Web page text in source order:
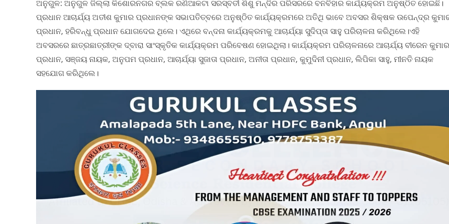
ଅନୁଗୁଳ: ଅନୁଗୁଳ ଜିଲ୍ଲା କିଶୋରନଗର ବ୍ଲକ ରଣିଆକଟା ସରସ୍ବତୀ ଶିଶୁ ମନ୍ଦିର ପରିସରରେ ବନବିହାର କାର୍ଯ୍ୟକ୍ରମ ଅନୁଷ୍ଠିତ ହୋଇଛି।
ପ୍ରଧାନ ଆଚାର୍ଯ୍ୟ ଅତୀଶ କୁମାର ପ୍ରଧାନଙ୍କ ସଭାପତିତ୍ବରେ ଅନୁଷ୍ଠିତ କାର୍ଯ୍ୟକ୍ରମରେ ଅତିଥି ଭାବେ ଅବସର ଶିକ୍ଷକ ଉପେନ୍ଦ୍ର
ପ୍ରଧାନ, ହରିବନ୍ଧୁ ପ୍ରଧାନ ଯୋଗଦେଇ ଥିଲେ। ଏଥିରେ ବନ୍ଦନା କାର୍ଯ୍ୟକ୍ରମକୁ ଆଚାର୍ଯ୍ୟା ସୁଦିପ୍ତା ସାହୁ ପରିଚାଳନା କରିଥିଲେ।ଏହି
ଅବସରରେ ଛାତ୍ରଛାତ୍ରୀଙ୍କ ଦ୍ବାରା ସାଂସ୍କୃତିକ କାର୍ଯ୍ୟକ୍ରମ ପରିବେଷଣ ହୋଇଥିଲା। କାର୍ଯ୍ୟକ୍ରମ ପରିଚାଳନାରେ ଆଚାର୍ଯ୍ୟ ବୀରେନ କୁମାର
ପ୍ରଧାନ, ସଞ୍ଜୟ ନାୟକ, ଅନୁପମ ପ୍ରଧାନ, ଆଚାର୍ଯ୍ୟା ସୁଜାତା ପ୍ରଧାନ, ଅନୀତା ପ୍ରଧାନ, କୁମୁଦିନୀ ପ୍ରଧାନ, ଲିପିକା ସାହୁ, ମୀନତି ନାୟକ
ସହଯୋଗ କରିଥିଲେ।